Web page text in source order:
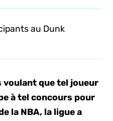
au Dunk
voulant que tel joueur
à tel concours pour
la NBA, la ligue a